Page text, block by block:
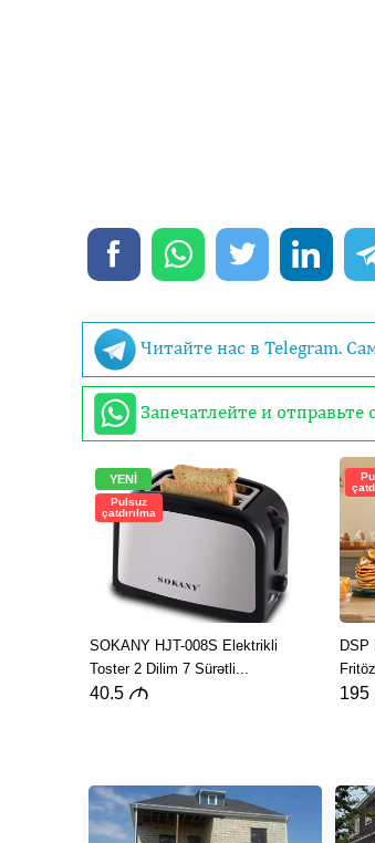
Читайте нас в Telegram.
Запечатлейте и